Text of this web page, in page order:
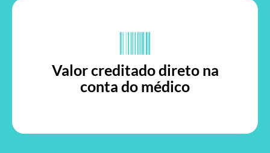
Valor creditado direto na
conta do médico